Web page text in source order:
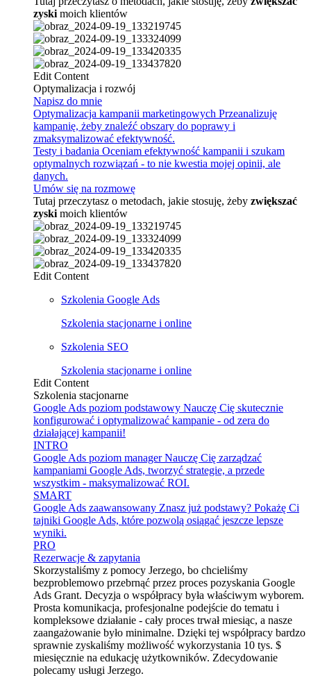
zyski moich klientów
Edit Content
Optymalizacja i rozwój
Napisz do mnie
Optymalizacja kampanii marketingowych Przeanalizuję
kampanię, żeby znaleźć obszary do poprawy i
zmaksymalizować efektywność.
Testy i badania Oceniam efektywność kampanii i szukam
optymalnych rozwiązań - to nie kwestia mojej opinii, ale
danych.
Umów się na rozmowę
Tutaj przeczytasz o metodach, jakie stosuję, żeby zwiększać
zyski moich klientów
Edit Content
Szkolenia Google Ads
Szkolenia stacjonarne i online
Szkolenia SEO
Szkolenia stacjonarne i online
Edit Content
Szkolenia stacjonarne
Google Ads poziom podstawowy Nauczę Cię skutecznie
konfigurować i optymalizować kampanie - od zera do
działającej kampanii!
INTRO
Google Ads poziom manager Nauczę Cię zarządzać
kampaniami Google Ads, tworzyć strategie, a przede
wszystkim - maksymalizować ROI.
SMART
Google Ads zaawansowany Znasz już podstawy? Pokażę Ci
tajniki Google Ads, które pozwolą osiągać jeszcze lepsze
wyniki.
PRO
Rezerwacje & zapytania
Skorzystaliśmy z pomocy Jerzego, bo chcieliśmy
bezproblemowo przebrnąć przez proces pozyskania Google
Ads Grant. Decyzja o współpracy była właściwym wyborem.
Prosta komunikacja, profesjonalne podejście do tematu i
kompleksowe działanie - cały proces trwał miesiąc, a nasze
zaangażowanie było minimalne. Dzięki tej współpracy bardzo
sprawnie zyskaliśmy możliwość wykorzystania 10 tys. $
miesięcznie na edukację użytkowników. Zdecydowanie
polecamy usługi Jerzego.